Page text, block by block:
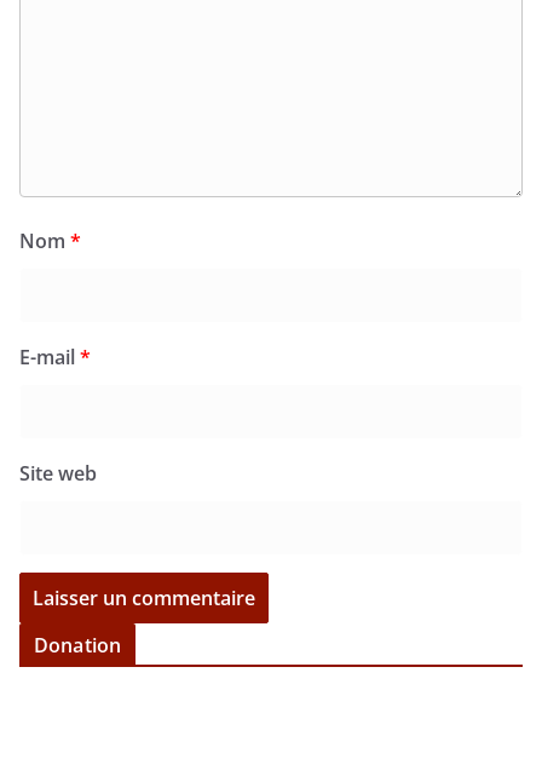
Nom *
E-mail*
Site web
Donation